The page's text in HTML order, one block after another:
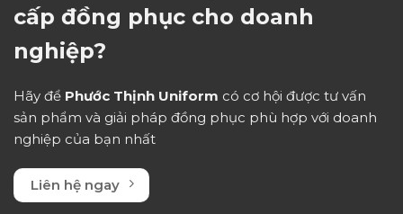
cấp đồng phục cho doanh
nghiệp?
Hãy để Phước Thịnh Uniform có cơ hội được tư vấn
sản phẩm và giải pháp đồng phục phù hợp với doanh
nghiệp của bạn nhất
Liên hệ ngay